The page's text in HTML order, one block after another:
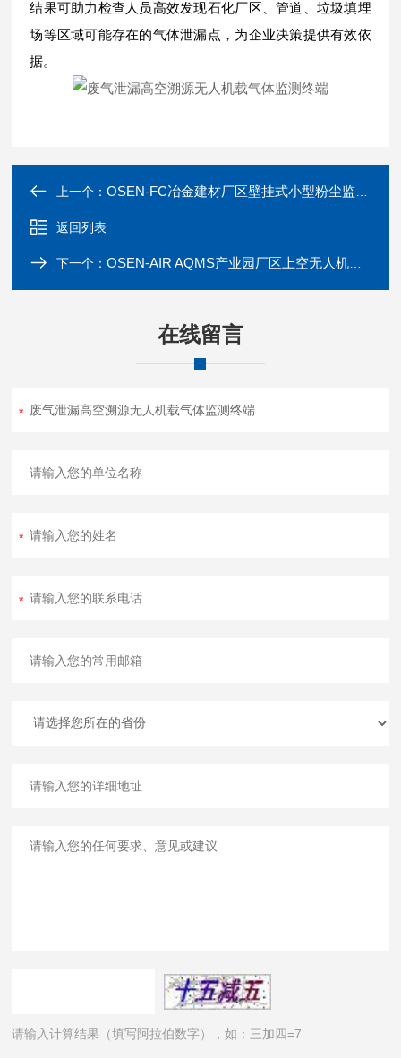
结果可助力检查人员高效发现石化厂区、管道、垃圾填埋
场等区域可能存在的气体泄漏点，为企业决策提供有效依
据。
上一个：OSEN-FC冶金建材厂区壁挂式小型粉尘监测报警仪
返回列表
下一个：OSEN-AIR AQMS产业园厂区上空无人机空气质量巡航监测系统
在线留言
请输入计算结果（填写阿拉伯数字），如：三加四=7